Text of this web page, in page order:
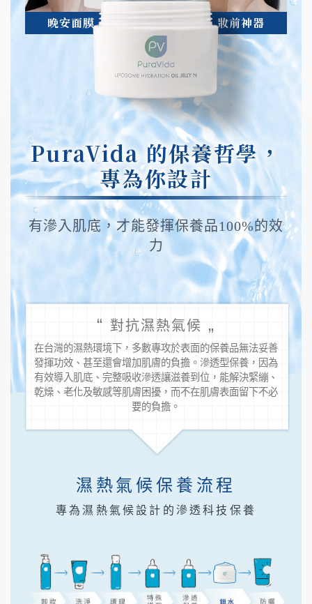
晚安面膜 妝前神器
PuraVida 的保養哲學，
專為你設計
有滲入肌底，才能發揮保養品100%的效
力
“ 對抗濕熱氣候 „
在台灣的濕熱環境下，多數專攻於表面的保養品無法妥善
發揮功效、甚至還會增加肌膚的負擔。滲透型保養，因為
有效導入肌底、完整吸收滲透讓滋養到位，能解決緊繃、
乾燥、老化及敏感等肌膚困擾，而不在肌膚表面留下不必
要的負擔。
濕熱氣候保養流程
專為濕熱氣候設計的滲透科技保養